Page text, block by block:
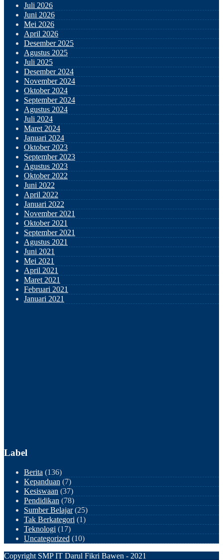
Juli 2026
Juni 2026
Mei 2026
April 2026
Desember 2025
Agustus 2025
Juli 2025
Desember 2024
November 2024
Oktober 2024
September 2024
Agustus 2024
Juli 2024
Maret 2024
Januari 2024
Oktober 2023
September 2023
Agustus 2023
Oktober 2022
Juni 2022
April 2022
Januari 2022
November 2021
Oktober 2021
September 2021
Agustus 2021
Juni 2021
Mei 2021
April 2021
Maret 2021
Februari 2021
Januari 2021
Label
Berita (136)
Kepanduan (7)
Kesiswaan (37)
Pendidikan (78)
Sumber Belajar(25)
Tak Berkategori (1)
Teknologi (17)
Uncategorized (10)
Copyright SMP IT Darul Fikri Bawen - 2021